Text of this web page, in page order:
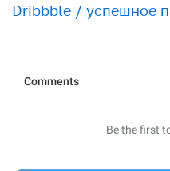
Dribbble / успешное